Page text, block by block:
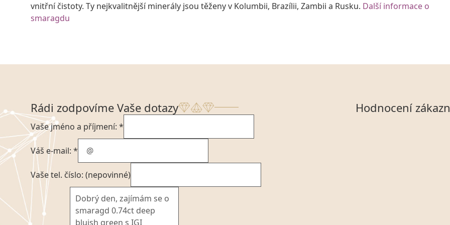
vnitřní čistoty. Ty nejkvalitnější minerály jsou těženy v Kolumbii, Brazílii, Zambii a Rusku. Další informace o
smaragdu
Rádi zodpovíme Vaše dotazy
Vaše jméno a příjmení: *
Váš e-mail: *
Vaše tel. číslo: (nepovinné)
Hodnocení